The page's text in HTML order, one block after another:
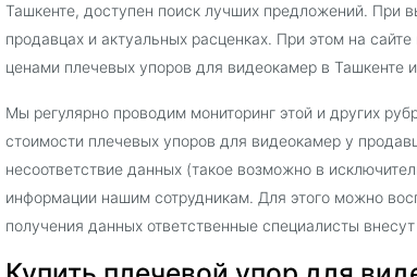
Ташкенте, доступен поиск лучших предложений. При
продавцах и актуальных расценках. При этом на
ценами плечевых упоров для видеокамер в Ташкенте
Мы регулярно проводим мониторинг этой и других
стоимости плечевых упоров для видеокамер у
несоответствие данных (такое возможно в
информации нашим сотрудникам. Для этого можно
получения данных ответственные специалисты